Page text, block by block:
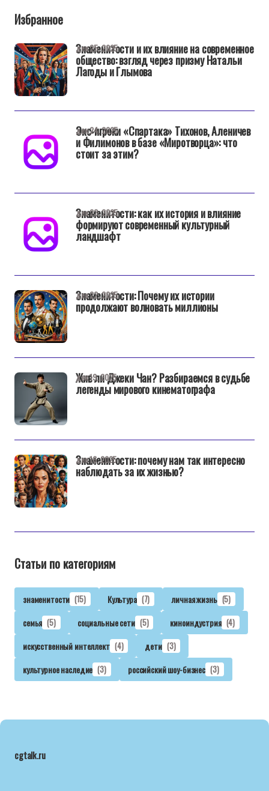
Избранное
Знаменитости и их влияние на современное
общество: взгляд через призму Натальи
Лагоды и Глымова
дек 25, 2025
Экс-игроки «Спартака» Тихонов, Аленичев
и Филимонов в базе «Миротворца»: что
стоит за этим?
дек 24, 2025
Знаменитости: как их история и влияние
формируют современный культурный
ландшафт
дек 23, 2025
Знаменитости: Почему их истории
продолжают волновать миллионы
дек 22, 2025
Жив ли Джеки Чан? Разбираемся в судьбе
легенды мирового кинематографа
дек 19, 2025
Знаменитости: почему нам так интересно
наблюдать за их жизнью?
дек 16, 2025
Статьи по категориям
знаменитости (15) Культура (7) личная жизнь (5)
семья (5) социальные сети (5) киноиндустрия (4)
искусственный интеллект (4) дети (3)
культурное наследие (3) российский шоу-бизнес (3)
cgtalk.ru